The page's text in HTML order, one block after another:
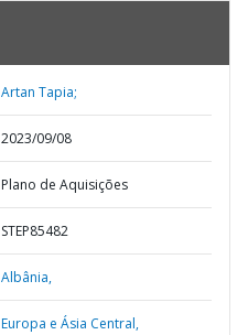
Artan Tapia;
2023/09/08
Plano de Aquisições
STEP85482
Albânia,
Europa e Ásia Central,